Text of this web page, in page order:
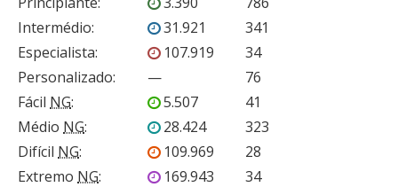
Intermédio: 31.921
341
Especialista: 107.919
34
Personalizado: —
76
Fácil NG: 5.507
41
Médio NG: 28.424
323
Difícil NG: 109.969
28
Extremo NG: 169.943
34